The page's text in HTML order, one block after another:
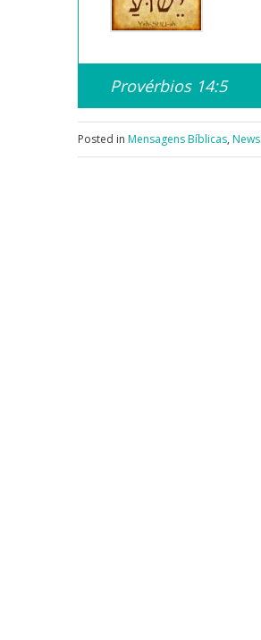
Provérbios 14:5
Posted in Mensagens Bíblicas, News